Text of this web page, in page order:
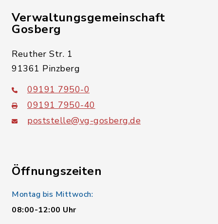
Verwaltungsgemeinschaft
Gosberg
Reuther Str. 1
91361 Pinzberg
09191 7950-0
09191 7950-40
poststelle@vg-gosberg.de
Öffnungszeiten
Montag bis Mittwoch:
08:00-12:00 Uhr